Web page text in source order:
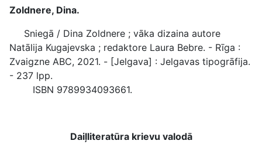
Zoldnere, Dina.
Sniegā / Dina Zoldnere ; vāka dizaina autore
Natālija Kugajevska ; redaktore Laura Bebre. - Rīga :
Zvaigzne ABC, 2021. - [Jelgava] : Jelgavas tipogrāfija.
- 237 lpp.
ISBN 9789934093661.
Daiļliteratūra krievu valodā